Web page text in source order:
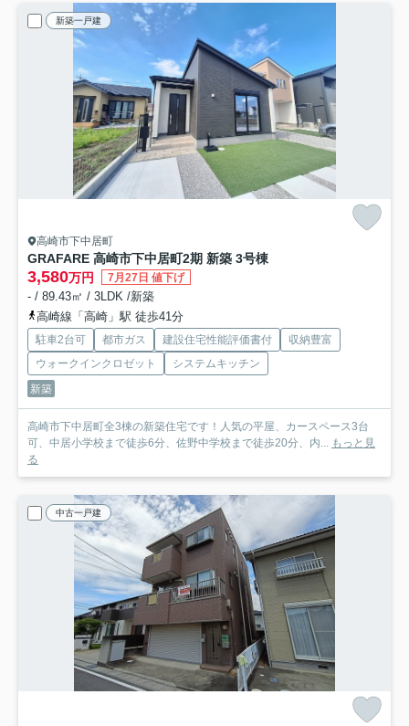
新築一戸建
高崎市下中居町
GRAFARE 高崎市下中居町2期 新築 3号棟
3,580万円 7月27日 値下げ
- / 89.43㎡ / 3LDK /新築
高崎線「高崎」駅 徒歩41分
駐車2台可 都市ガス 建設住宅性能評価書付
収納豊富
ウォークインクロゼット
システムキッチン
新築
高崎市下中居町全3棟の新築住宅です！人気の平屋、カースペース3台
可、中居小学校まで徒歩6分、佐野中学校まで徒歩20分、内... もっと見
る
中古一戸建